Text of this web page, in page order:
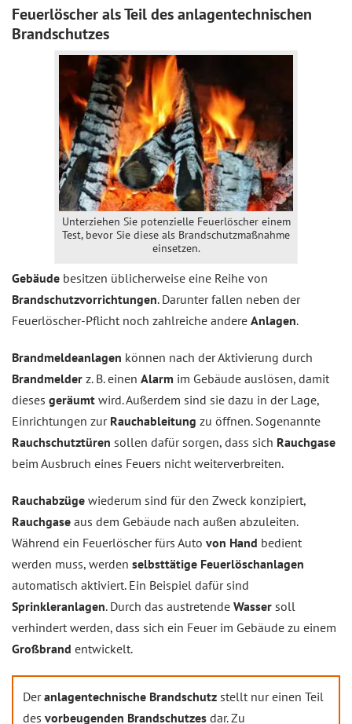
Feuerlöscher als Teil des anlagentechnischen
Brandschutzes
Unterziehen Sie potenzielle Feuerlöscher einem
Test, bevor Sie diese als Brandschutzmaßnahme
einsetzen.
Gebäude besitzen üblicherweise eine Reihe von
Brandschutzvorrichtungen. Darunter fallen neben der
Feuerlöscher-Pflicht noch zahlreiche andere Anlagen.
Brandmeldeanlagen können nach der Aktivierung durch
Brandmelder z. B. einen Alarm im Gebäude auslösen, damit
dieses geräumt wird. Außerdem sind sie dazu in der Lage,
Einrichtungen zur Rauchableitung zu öffnen. Sogenannte
Rauchschutztüren sollen dafür sorgen, dass sich Rauchgase
beim Ausbruch eines Feuers nicht weiterverbreiten.
Rauchabzüge wiederum sind für den Zweck konzipiert,
Rauchgase aus dem Gebäude nach außen abzuleiten.
Während ein Feuerlöscher fürs Auto von Hand bedient
werden muss, werden selbsttätige Feuerlöschanlagen
automatisch aktiviert. Ein Beispiel dafür sind
Sprinkleranlagen. Durch das austretende Wasser soll
verhindert werden, dass sich ein Feuer im Gebäude zu einem
Großbrand entwickelt.
Deranlagentechnische Brandschutz stellt nur einen Teil
des vorbeugenden Brandschutzes dar. Zu